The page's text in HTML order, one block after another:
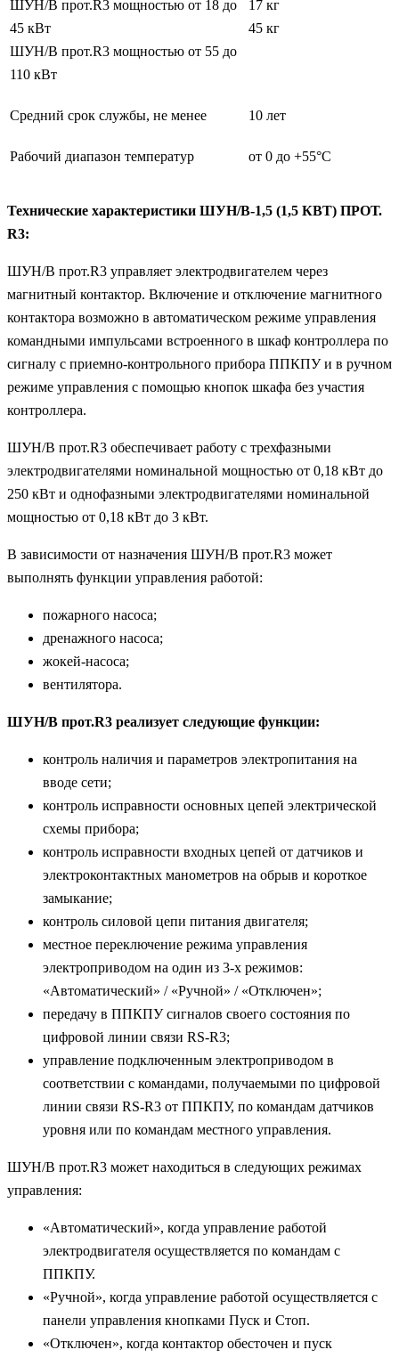
ШУН/В прот.R3 мощностью от 18 до
45 кВт
ШУН/В прот.R3 мощностью от 55 до
110 кВт
17 кг
45 кг
Средний срок службы, не менее 10 лет
Рабочий диапазон температур от 0 до +55°С
Технические характеристики ШУН/В-1,5 (1,5 КВТ) ПРОТ.
R3:
ШУН/В прот.R3 управляет электродвигателем через
магнитный контактор. Включение и отключение магнитного
контактора возможно в автоматическом режиме управления
командными импульсами встроенного в шкаф контроллера по
сигналу с приемно-контрольного прибора ППКПУ и в ручном
режиме управления с помощью кнопок шкафа без участия
контроллера.
ШУН/В прот.R3 обеспечивает работу с трехфазными
электродвигателями номинальной мощностью от 0,18 кВт до
250 кВт и однофазными электродвигателями номинальной
мощностью от 0,18 кВт до 3 кВт.
В зависимости от назначения ШУН/В прот.R3 может
выполнять функции управления работой:
пожарного насоса;
дренажного насоса;
жокей-насоса;
вентилятора.
ШУН/В прот.R3 реализует следующие функции:
контроль наличия и параметров электропитания на
вводе сети;
контроль исправности основных цепей электрической
схемы прибора;
контроль исправности входных цепей от датчиков и
электроконтактных манометров на обрыв и короткое
замыкание;
контроль силовой цепи питания двигателя;
местное переключение режима управления
электроприводом на один из 3-х режимов:
«Автоматический» / «Ручной» / «Отключен»;
передачу в ППКПУ сигналов своего состояния по
цифровой линии связи RS-R3;
управление подключенным электроприводом в
соответствии с командами, получаемыми по цифровой
линии связи RS-R3 от ППКПУ, по командам датчиков
уровня или по командам местного управления.
ШУН/В прот.R3 может находиться в следующих режимах
управления:
«Автоматический», когда управление работой
электродвигателя осуществляется по командам с
ППКПУ.
«Ручной», когда управление работой осуществляется с
панели управления кнопками Пуск и Стоп.
«Отключен», когда контактор обесточен и пуск